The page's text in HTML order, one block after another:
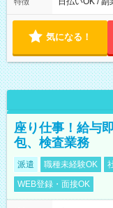
気になる！
座り仕事！給与
包、検査業務
派遣 職種未経験OK
WEB登録・面接OK